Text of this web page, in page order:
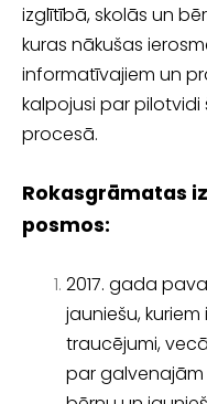
izglītībā, skolās un
kuras nākušas
informatīvajiem un
kalpojusi par
procesā.
Rokasgrāmatas
posmos:
2017. gada
jauniešu,
traucējumi,
par galve­najām